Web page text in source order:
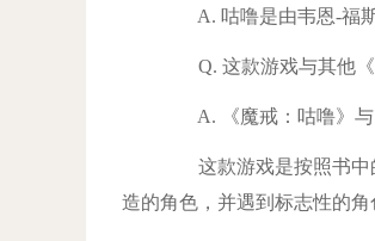
A. 咕噜是由韦恩-福斯
Q. 这款游戏与其他《
A. 《魔戒：咕噜》与
这款游戏是按照书中的
造的角色，并遇到标志性的角